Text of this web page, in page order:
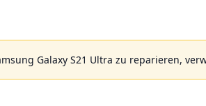
Galaxy S21 Ultra zu reparieren,